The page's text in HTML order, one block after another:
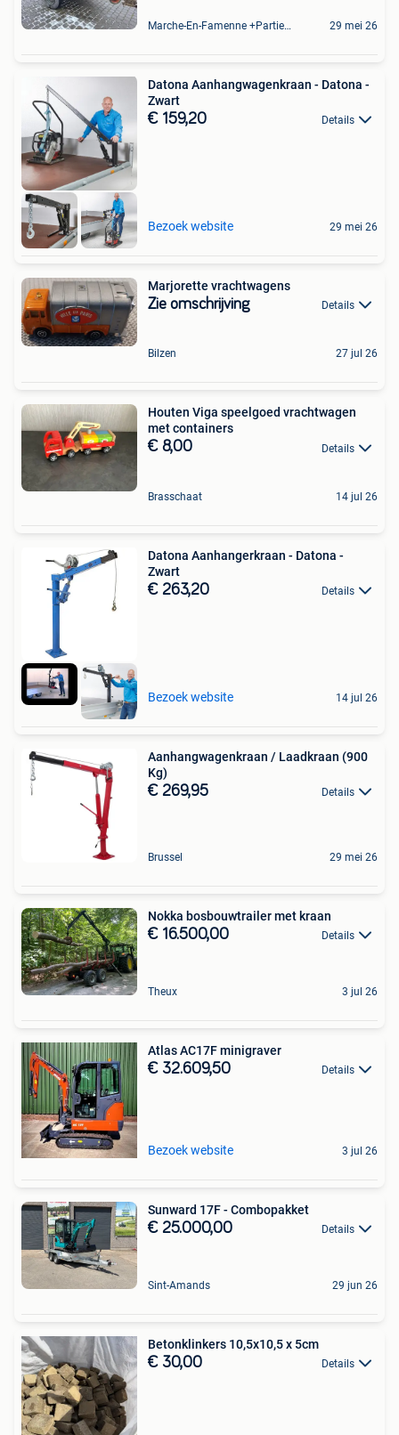
Marche-En-Famenne +Partie De Baillonville Et Noiseux 29 mei 26
Datona Aanhangwagenkraan - Datona -
Zwart
€ 159,20 Details
Bezoek website 29 mei 26
Marjorette vrachtwagens
Zie omschrijving Details
Bilzen 27 jul 26
Houten Viga speelgoed vrachtwagen
met containers
€ 8,00 Details
Brasschaat 14 jul 26
Datona Aanhangerkraan - Datona -
Zwart
€ 263,20 Details
Bezoek website 14 jul 26
Aanhangwagenkraan / Laadkraan (900
Kg)
€ 269,95 Details
Brussel 29 mei 26
Nokka bosbouwtrailer met kraan
€ 16.500,00 Details
Theux 3 jul 26
Atlas AC17F minigraver
€ 32.609,50 Details
Bezoek website 3 jul 26
Sunward 17F - Combopakket
€ 25.000,00 Details
Sint-Amands 29 jun 26
Betonklinkers 10,5x10,5 x 5cm
€ 30,00 Details